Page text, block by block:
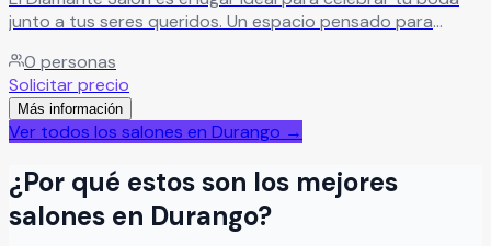
junto a tus seres queridos. Un espacio pensado para
adaptándose a tus gustos y necesidades. Aquí
encontrarás el escenario perfecto para crear un montaje
único y vivir una celebración inolvidable en cada detalle.
Leer más
0 personas
Solicitar precio
Más información
Ver todos los salones en Durango →
¿Por qué estos son los mejores
salones en Durango?